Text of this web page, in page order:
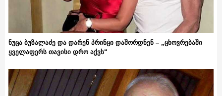
ნუცა ბუზალაძე და დარენ პრინცი დაშორდნენ – „ცხოვრებაში
ყველაფერს თავისი დრო აქვს“